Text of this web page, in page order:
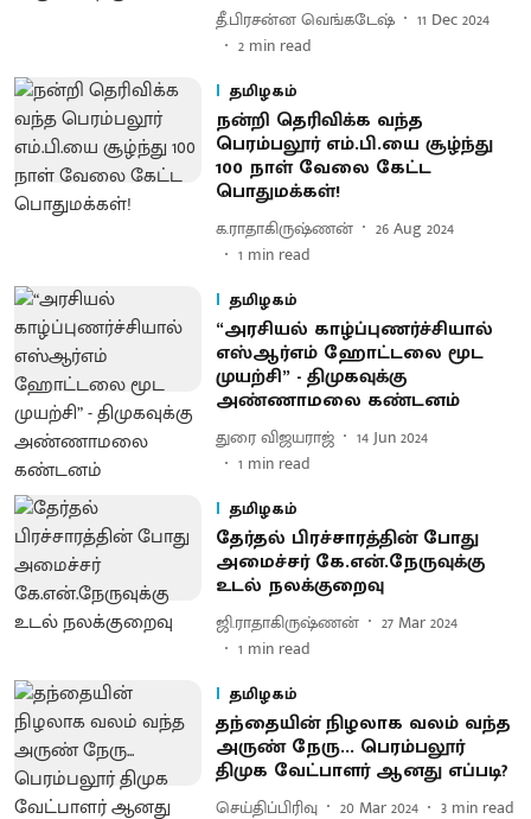
தீ.பிரசன்ன வெங்கடேஷ்
11 Dec 2024
2 min read
தமிழகம்
நன்றி தெரிவிக்க வந்த
பெரம்பலூர் எம்.பி.யை சூழ்ந்து
100 நாள் வேலை கேட்ட
பொதுமக்கள்!
க.ராதாகிருஷ்ணன்
26 Aug 2024
1 min read
தமிழகம்
“அரசியல் காழ்ப்புணர்ச்சியால்
எஸ்ஆர்எம் ஹோட்டலை மூட
முயற்சி” - திமுகவுக்கு
அண்ணாமலை கண்டனம்
துரை விஜயராஜ்
14 Jun 2024
1 min read
தமிழகம்
தேர்தல் பிரச்சாரத்தின் போது
அமைச்சர் கே.என்.நேருவுக்கு
உடல் நலக்குறைவு
ஜி.ராதாகிருஷ்ணன்
27 Mar 2024
1 min read
தமிழகம்
தந்தையின் நிழலாக வலம் வந்த
அருண் நேரு... பெரம்பலூர்
திமுக வேட்பாளர் ஆனது எப்படி?
செய்திப்பிரிவு 20 Mar 2024 3 min read